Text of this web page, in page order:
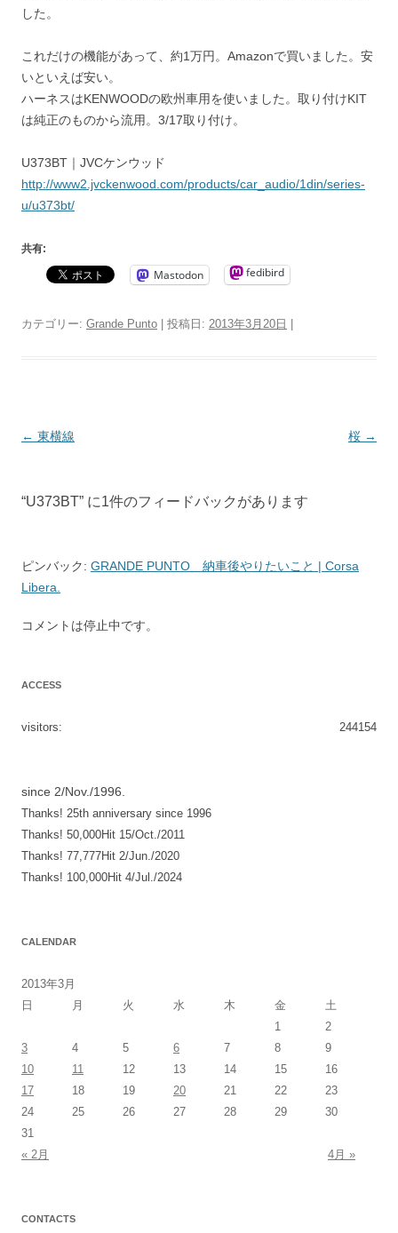
した。
これだけの機能があって、約1万円。Amazonで買いました。安
いといえば安い。
ハーネスはKENWOODの欧州車用を使いました。取り付けKIT
は純正のものから流用。3/17取り付け。
U373BT｜JVCケンウッド
http://www2.jvckenwood.com/products/car_audio/1din/series-
u/u373bt/
共有:
Mastodon fedibird
カテゴリー: Grande Punto | 投稿日: 2013年3月20日 |
投
ビ
ー
シ
ン
← 東横線 桜 →
“U373BT” に1件のフィードバックがあります
ピンバック: GRANDE PUNTO 納車後やりたいこと | Corsa
Libera.
コメントは停止中です。
ACCESS
244154
visitors:
since 2/Nov./1996.
Thanks! 25th anniversary since 1996
Thanks! 50,000Hit 15/Oct./2011
Thanks! 77,777Hit 2/Jun./2020
Thanks! 100,000Hit 4/Jul./2024
CALENDAR
2013年3月
日
月 火 水 木 金
土
1
2
3
4 5 6 7 8
9
10
11 12 13 14 15
16
17
18 19 20 21 22
23
24
25 26 27 28 29
30
31
« 2月
4月 »
CONTACTS